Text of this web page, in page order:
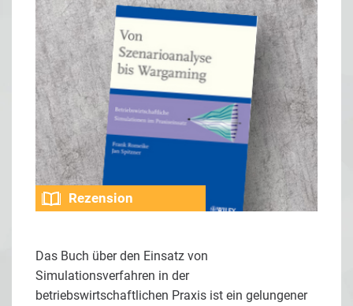
Rezension
Das Buch über den Einsatz von
Simulationsverfahren in der
betriebswirtschaftlichen Praxis ist ein gelungener